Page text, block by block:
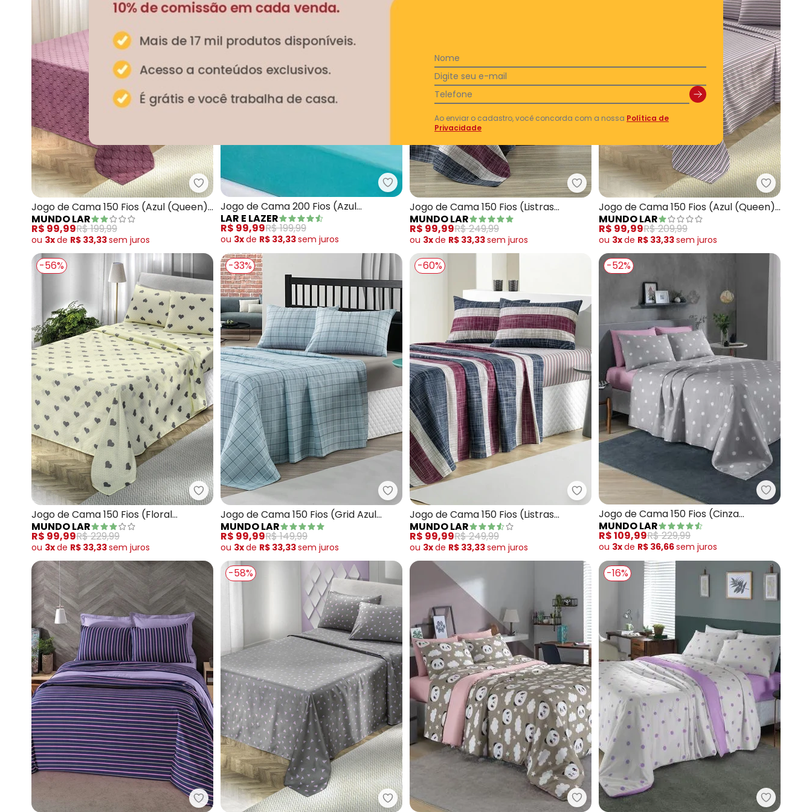
Mundo Lar - Jogo de Cama 150 Fios (Azul (Queen)) 4 Peças
Jogo de Cama 150 Fios (Azul (Queen))
4 Peças
MUNDO LAR
R$ 99,99R$ 199,99
ou 3xde R$ 33,33sem juros
Lar e Lazer - Jogo de Cama 200 Fios (Azul (Queen)) 3 Peças
Jogo de Cama 200 Fios (Azul
(Queen)) 3 Peças
LAR E LAZER
R$ 99,99R$ 199,99
ou 3xde R$ 33,33sem juros
Mundo Lar - Jogo de Cama 150 Fios (Listras
Jogo de Cama 150 Fios (Listras
(Queen)) 4 Peças
MUNDO LAR
R$ 99,99R$ 249,99
ou 3xde R$ 33,33sem juros
Mundo
Jogo de Cama 150 Fios (Azul (Queen))
4 Peças
MUNDO LAR
R$ 99,99R$ 209,99
ou 3xde R$ 33,33sem juros
-56%
Mundo Lar - Jogo de Cama 150 Fios (Floral (Queen)) 4 Peças
Jogo de Cama 150 Fios (Floral
(Queen)) 4 Peças
MUNDO LAR
R$ 99,99R$ 229,99
ou 3xde R$ 33,33sem juros
-33%
Mundo Lar - Jogo de Cama 150 Fios (Grid Azul (Queen)) 4 Peças
Jogo de Cama 150 Fios (Grid Azul
(Queen)) 4 Peças
MUNDO LAR
R$ 99,99R$ 149,99
ou 3xde R$ 33,33sem juros
-60%
Mundo Lar - Jogo de Cama 150 Fios (Listras
Jogo de Cama 150 Fios (Listras
(Queen)) 4 Peças
MUNDO LAR
R$ 99,99R$ 249,99
ou 3xde R$ 33,33sem juros
-52%
Mundo
Jogo de Cama 150 Fios (Cinza
(Queen)) 4 Peças
MUNDO LAR
R$ 109,99R$ 229,99
ou 3xde R$ 36,66sem juros
Mundo Lar - Jogo de Cama (Roxo(Queen)) 4 Peças
-58%
Mundo Lar - Jogo de Cama 150 Fios (Lilás (Queen)) 4 PeçasMundo Lar - Jogo de Cama (Panda Cinza
-16%
Mundo
Nome
Digite seu e-mail
Telefone
Ao enviar o cadastro, você concorda com a nossa Política de
Privacidade